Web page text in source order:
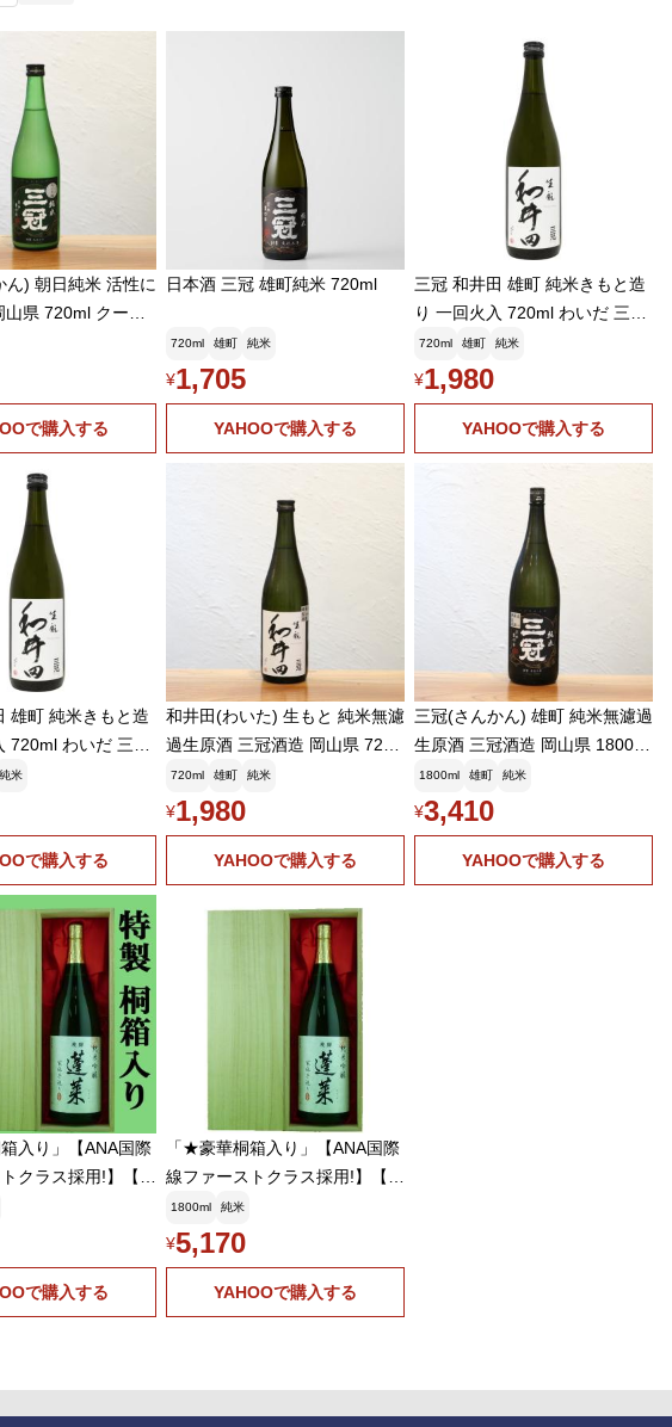
ん) 朝日純米 活性に
県 720ml クール
産「朝日米」のすっ
。発泡感と楽し
相性抜群の食中酒
で購入する
日本酒 三冠 雄町純米 720ml
720ml 雄町 純米
¥1,705
YAHOOで購入する
三冠 和井田 雄町 純米きもと造
り 一回火入 720ml わいだ 三冠
酒造 お中元ギフト
720ml 雄町 純米
¥1,980
YAHOOで購入する
雄町 純米きもと造
720ml わいだ 三冠
フト
純米
で購入する
和井田(わいた) 生もと 純米無濾
過生原酒 三冠酒造 岡山県 720
ml|雄町が醸す重厚な旨みとキ
レ。冷やもよし燗もよし、しみ
じみ旨い生もと辛口
720ml 雄町 純米
¥1,980
YAHOOで購入する
三冠(さんかん) 雄町 純米無濾過
生原酒 三冠酒造 岡山県 1800ml
|芳醇な旨みとキレを愉しむ旨
酒。魚介類との相性抜群、ソー
ダ割りもおすすめ
1800ml 雄町 純米
¥3,410
YAHOOで購入する
入り」【ANA国際
クラス採用!】【コ
冠達成!】 蓬莱 純
手造り 1800ml
で購入する
「★豪華桐箱入り」【ANA国際
線ファーストクラス採用!】【コ
ンクール三冠達成!】 蓬莱 純
米吟醸 家伝手造り 1800ml
1800ml 純米
¥5,170
YAHOOで購入する